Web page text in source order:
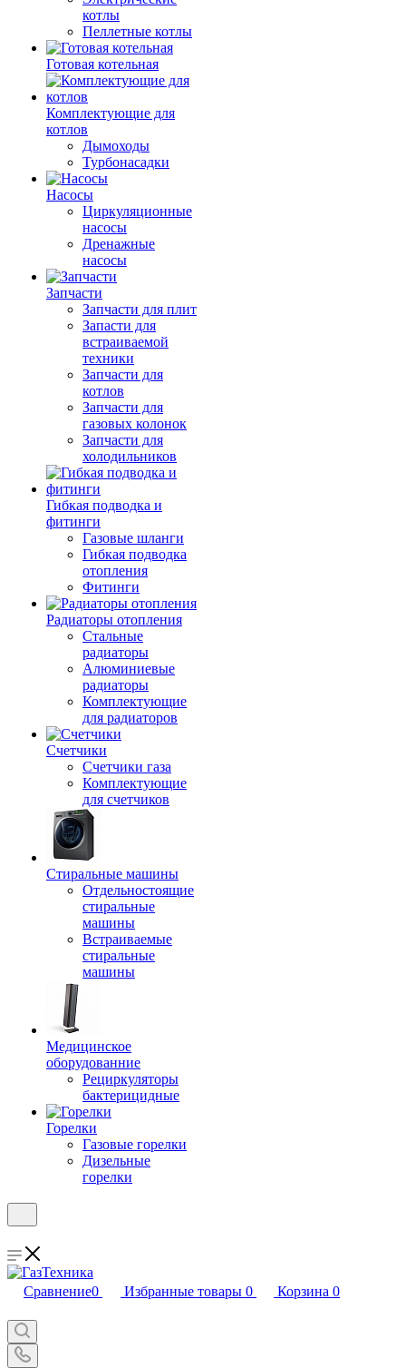
котлы
Пеллетные котлы
Готовая котельная
Комплектующие для
котлов
Дымоходы
Турбонасадки
Насосы
Циркуляционные
насосы
Дренажные
насосы
Запчасти
Запчасти для плит
Запасти для
встраиваемой
техники
Запчасти для
котлов
Запчасти для
газовых колонок
Запчасти для
холодильников
Гибкая подводка и
фитинги
Газовые шланги
Гибкая подводка
отопления
Фитинги
Радиаторы отопления
Стальные
радиаторы
Алюминиевые
радиаторы
Комплектующие
для радиаторов
Счетчики
Счетчики газа
Комплектующие
для счетчиков
Стиральные машины
Отдельностоящие
стиральные
машины
Встраиваемые
стиральные
машины
Медицинское
оборудованние
Рециркуляторы
бактерицидные
Горелки
Газовые горелки
Дизельные
горелки
Сравнение0 Избранные товары 0 Корзина 0